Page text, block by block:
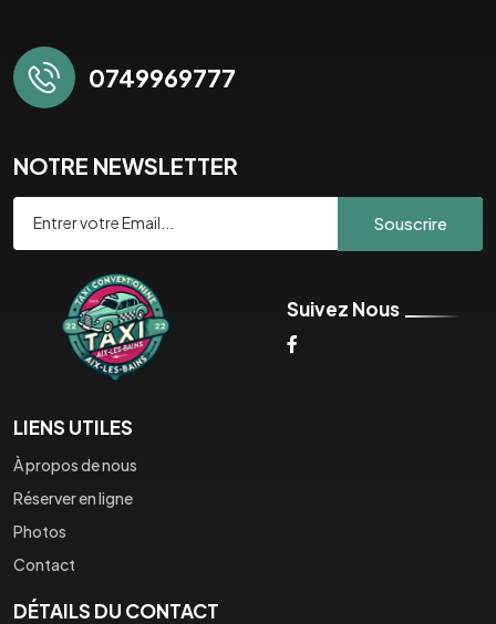
0749969777
NOTRE NEWSLETTER
Souscrire
Suivez Nous
LIENS UTILES
À propos de nous
Réserver en ligne
Photos
Contact
DÉTAILS DU CONTACT